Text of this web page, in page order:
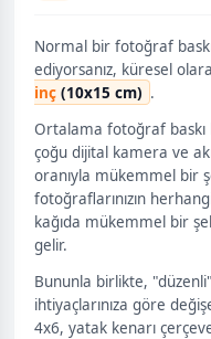
Normal bir fotoğraf
ediyorsanız, küresel
inç (10x15 cm) .
Ortalama fotoğraf
çoğu dijital kamera ve
oranıyla mükemmel bir
fotoğraflarınızın
kağıda mükemmel bir
gelir.
Bununla birlikte,
ihtiyaçlarınıza göre
4x6, yatak kenarı